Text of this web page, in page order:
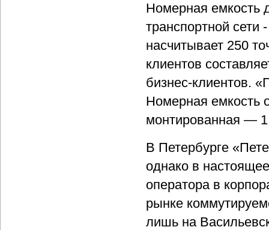
Номерная емкость
транспортной сети
насчитывает 250
клиентов
бизнес-клиентов.
Номерная емкость
монтированная —
В Петербурге
однако в
оператора в
рынке
лишь на